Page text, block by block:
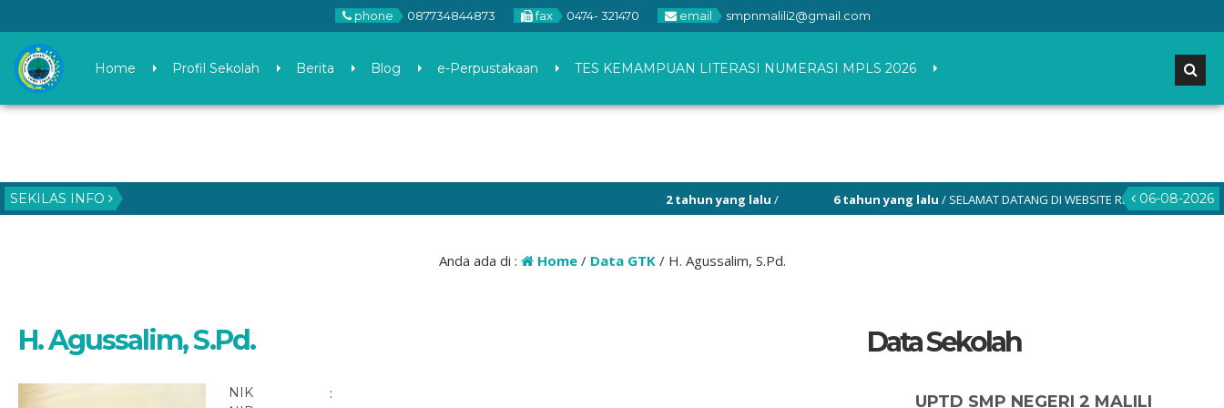
phone 087734844873 fax 0474- 321470 email smpnmalili2@gmail.com
Home Profil Sekolah Berita Blog e-Perpustakaan TES KEMAMPUAN LITERASI NUMERASI MPLS 2026
SEKILAS INFO 06-08-2026
2 tahun yang lalu/ 6 tahun yang lalu/ SELAMAT DATANG DI WEBSITE RESMI SMP NEGERI 2
Anda ada di : Home/ Data GTK/ H. Agussalim, S.Pd.
H. Agussalim, S.Pd.
NIK :
Data Sekolah
UPTD SMP NEGERI 2 MALILI